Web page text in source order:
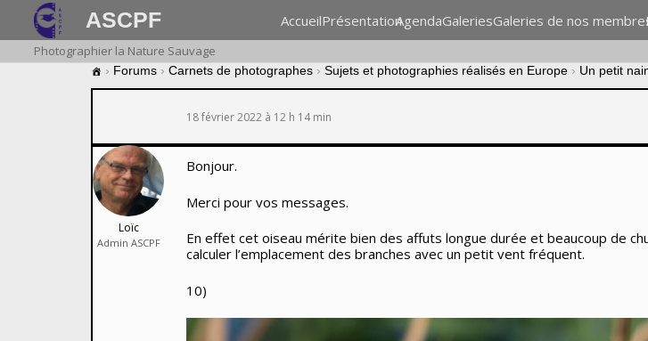
ASCPF AccueilPrésentationAgendaGaleriesGaleries de nos
Photographier la Nature Sauvage
› Forums › Carnets de photographes › Sujets et photographies réalisés en Europe › Un petit
18 février 2022 à 12 h 14 min
Loïc
Admin ASCPF
Bonjour.
Merci pour vos messages.
En effet cet oiseau mérite bien des affuts longue durée et beaucoup de
calculer l’emplacement des branches avec un petit vent fréquent.
10)